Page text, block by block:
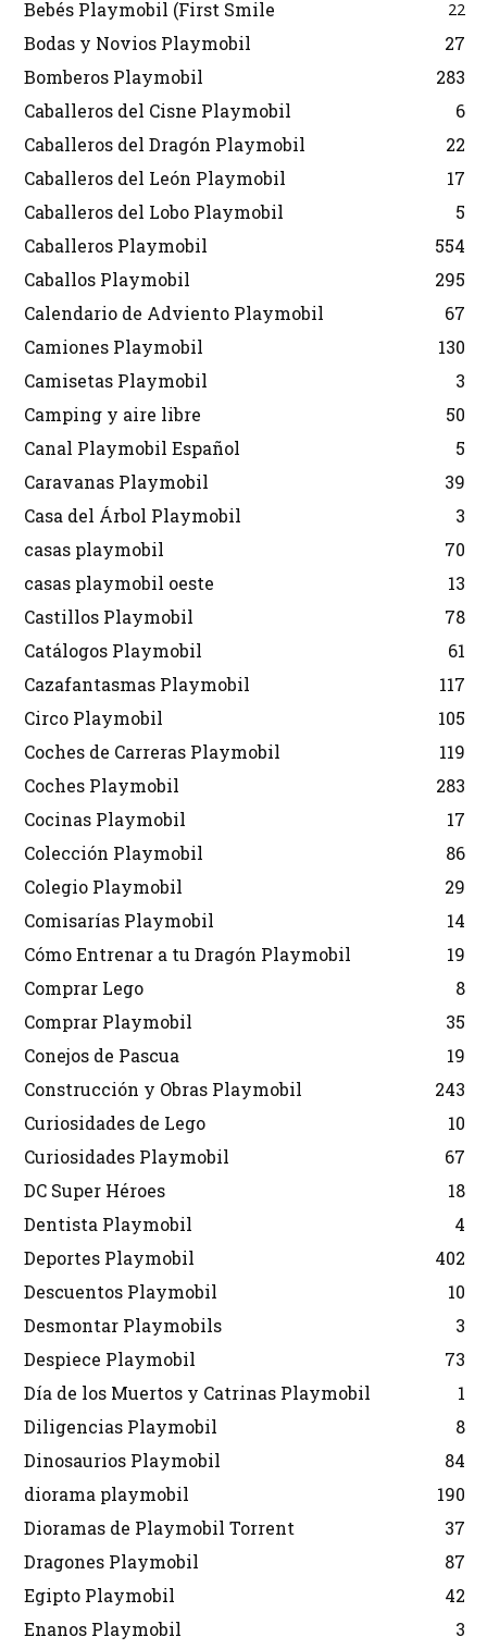
Bebés Playmobil (First Smile 22
Bodas y Novios Playmobil
27
Bomberos Playmobil
283
Caballeros del Cisne Playmobil
6
Caballeros del Dragón Playmobil
22
Caballeros del León Playmobil
17
Caballeros del Lobo Playmobil
5
Caballeros Playmobil
554
Caballos Playmobil
295
Calendario de Adviento Playmobil
67
Camiones Playmobil
130
Camisetas Playmobil
3
Camping y aire libre
50
Canal Playmobil Español
5
Caravanas Playmobil
39
Casa del Árbol Playmobil
3
casas playmobil
70
casas playmobil oeste
13
Castillos Playmobil
78
Catálogos Playmobil
61
Cazafantasmas Playmobil
117
Circo Playmobil
105
Coches de Carreras Playmobil
119
Coches Playmobil
283
Cocinas Playmobil
17
Colección Playmobil
86
Colegio Playmobil
29
Comisarías Playmobil
14
Cómo Entrenar a tu Dragón Playmobil
19
Comprar Lego
8
Comprar Playmobil
35
Conejos de Pascua
19
Construcción y Obras Playmobil
243
Curiosidades de Lego
10
Curiosidades Playmobil
67
DC Super Héroes
18
Dentista Playmobil
4
Deportes Playmobil
402
Descuentos Playmobil
10
Desmontar Playmobils
3
Despiece Playmobil
73
Día de los Muertos y Catrinas Playmobil
1
Diligencias Playmobil
8
Dinosaurios Playmobil
84
diorama playmobil
190
Dioramas de Playmobil Torrent
37
Dragones Playmobil
87
Egipto Playmobil
42
Enanos Playmobil
3